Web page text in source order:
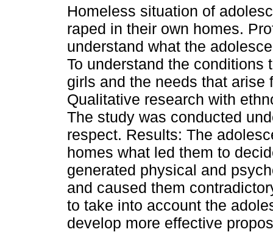
Homeless situation of
raped in their own homes.
understand what the
To understand the
girls and the needs that arise
Qualitative research with
The study was conducted
respect. Results: The
homes what led them to
generated physical and
and caused them
to take into account the
develop more effective